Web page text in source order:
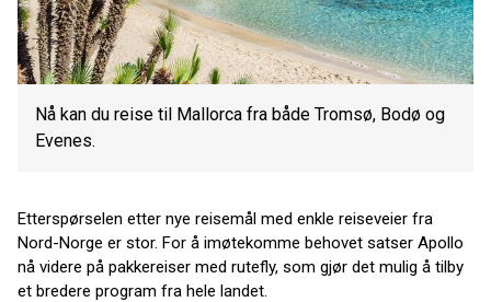
Nå kan du reise til Mallorca fra både Tromsø, Bodø og
Evenes.
Etterspørselen etter nye reisemål med enkle reiseveier fra
Nord-Norge er stor. For å imøtekomme behovet satser Apollo
nå videre på pakkereiser med rutefly, som gjør det mulig å tilby
et bredere program fra hele landet.